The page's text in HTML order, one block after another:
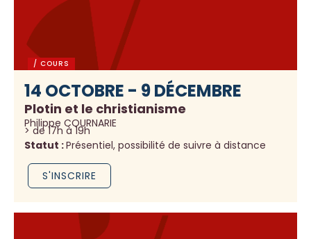
/ COURS
14 OCTOBRE - 9 DÉCEMBRE
Plotin et le christianisme
Philippe COURNARIE
> de 17h à 19h
Statut :Présentiel, possibilité de suivre à distance
S'INSCRIRE